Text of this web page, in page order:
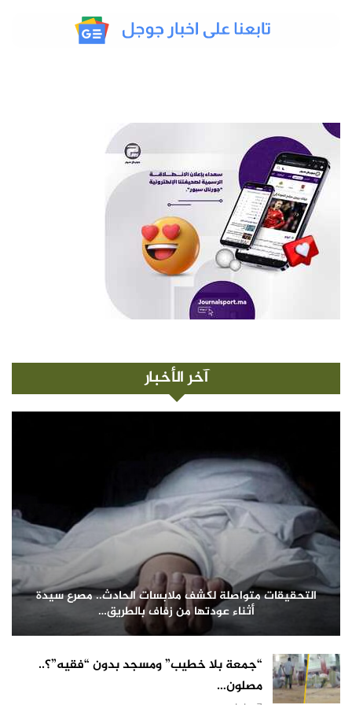
آخر الأخبار
التحقيقات متواصلة لكشف ملابسات الحادث.. مصرع سيدة
أثناء عودتها من زفاف بالطريق…
“جمعة بلا خطيب” ومسجد بدون “فقيه”؟..
مصلون…